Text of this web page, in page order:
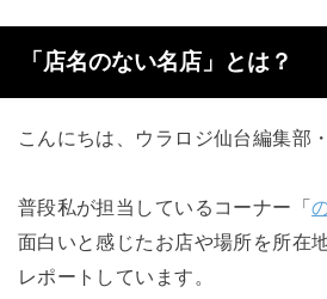
「店名のない名店」とは？
こんにちは、ウラロジ仙台編集部
普段私が担当しているコーナー「
面白いと感じたお店や場所を所在
レポートしています。